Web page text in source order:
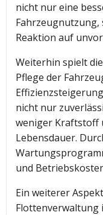
nicht nur eine
Fahrzeugnutzung,
Reaktion auf
Weiterhin spielt
Pflege der
nicht nur
weniger Kraftstoff
Lebensdauer.
und
Ein weiterer
Flottenverwaltung